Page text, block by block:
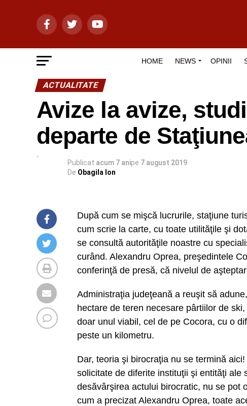
HOME NEWS OPINII
ACTUALITATE
Avize la avize,
departe de
Publicat acum 7 anipe 7 august 2019
De Obagila Ion
După cum se mişcă lucrurile, staţiune
cum scrie la carte, cu toate utilităţile şi
se consultă autorităţile noastre cu
curând. Alexandru Oprea, preşedintele
conferinţă de presă, că nivelul de
Administraţia judeţeană a reuşit să
hectare de teren necesare pârtiilor de
doar unul viabil, cel de pe Cocora, cu o
peste un kilometru.
Dar, teoria şi birocraţia nu se termină
solicitate de diferite instituţii şi entităţi
desăvârşirea actului birocratic, nu se pot
cum a precizat Alexandru Oprea, toate